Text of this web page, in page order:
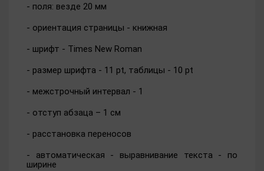
- поля: везде 20 мм
- ориентация страницы - книжная
- шрифт - Times New Roman
- размер шрифта - 11 pt, таблицы - 10 pt
- межстрочный интервал - 1
- отступ абзаца – 1 см
- расстановка переносов
- автоматическая - выравнивание текста - по
ширине